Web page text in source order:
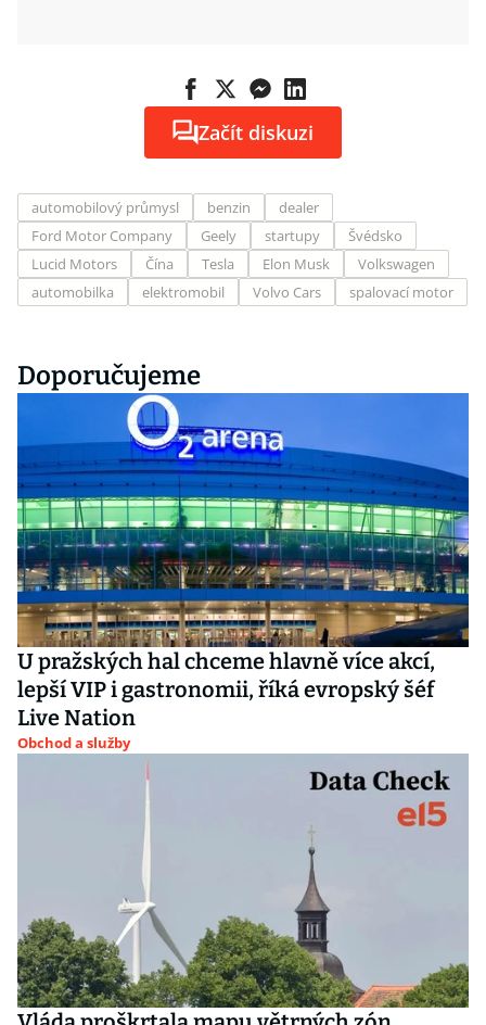
Začít diskuzi
automobilový průmysl benzin
dealer
Ford Motor Company
Geely startupy
Švédsko
Lucid Motors
Čína Tesla Elon Musk
Volkswagen
automobilka
elektromobil Volvo Cars spalovací motor
Doporučujeme
U pražských hal chceme hlavně více akcí,
lepší VIP i gastronomii, říká evropský šéf
Live Nation
Obchod a služby